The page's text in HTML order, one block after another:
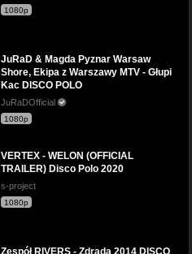
1080p
JuRaD & Magda Pyznar Warsaw
Shore, Ekipa z Warszawy MTV - Głupi
Kac DISCO POLO
JuRaDOfficial
1080p
VERTEX - WELON (OFFICIAL
TRAILER) Disco Polo 2020
s-project
1080p
Zespół RIVERS - Zdrada 2014 DISCO